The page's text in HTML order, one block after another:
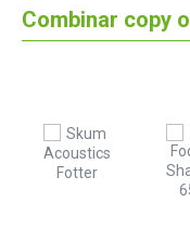
Combinar copy